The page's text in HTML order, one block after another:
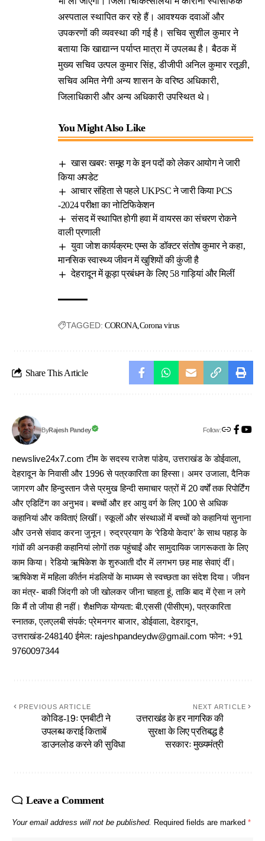
अस्पताल स्थापित कर रहे हैं। आवश्यक दवाओं और
उपकरणों की व्यवस्था की गई है। सचिव सुशील कुमार ने
बताया कि खाद्यान्न पर्याप्त मात्रा में उपलब्ध है। बैठक में
मुख्य सचिव उत्पल कुमार सिंह, डीजीपी अनिल कुमार रतूङी,
सचिव अमित नेगी अन्य शासन के वरिष्ठ अधिकारी,
जिलाधिकारी और अन्य अधिकारी उपस्थित थे।
You Might Also Like
खास खबरः समूह ग के इन पदों को लेकर आयोग ने जारी
किया अपडेट
आचार संहिता से पहले UKPSC ने जारी किया PCS
-2024 परीक्षा का नोटिफिकेशन
संसद में स्थापित होगी हवा में वायरस का संचरण रोकने
वाली प्रणाली
युवा जोश कार्यक्रम: एम्स के डॉक्टर संतोष कुमार ने कहा,
मानसिक स्वास्थ्य जीवन में खुशियों की कुंजी है
देहरादून में कूड़ा प्रबंधन के लिए 58 गाड़ियां और मिलीं
TAGGED: CORONA Corona virus
Share This Article
ByRajesh Pandey Follow:
newslive24x7.com टीम के सदस्य राजेश पांडेय, उत्तराखंड के डोईवाला,
देहरादून के निवासी और 1996 से पत्रकारिता का हिस्सा। अमर उजाला, दैनिक
जागरण और हिन्दुस्तान जैसे प्रमुख हिन्दी समाचार पत्रों में 20 वर्षों तक रिपोर्टिंग
और एडिटिंग का अनुभव। बच्चों और हर आयु वर्ग के लिए 100 से अधिक
कहानियां और कविताएं लिखीं। स्कूलों और संस्थाओं में बच्चों को कहानियां सुनाना
और उनसे संवाद करना जुनून। रुद्रप्रयाग के ‘रेडियो केदार’ के साथ पहाड़ के
गांवों की अनकही कहानियां लोगों तक पहुंचाईं और सामुदायिक जागरूकता के लिए
काम किया। रेडियो ऋषिकेश के शुरुआती दौर में लगभग छह माह सेवाएं दीं।
ऋषिकेश में महिला कीर्तन मंडलियों के माध्यम से स्वच्छता का संदेश दिया। जीवन
का मंत्र- बाकी जिंदगी को जी खोलकर जीना चाहता हूं, ताकि बाद में ऐसा न लगे
कि मैं तो जीया ही नहीं। शैक्षणिक योग्यता: बी.एससी (पीसीएम), पत्रकारिता
स्नातक, एलएलबी संपर्क: प्रेमनगर बाजार, डोईवाला, देहरादून,
उत्तराखंड-248140 ईमेल: rajeshpandeydw@gmail.com फोन: +91
9760097344
PREVIOUS ARTICLE
कोविड-19ः एनबीटी ने
उपलब्ध कराई किताबें
डाउनलोड करने की सुविधा
NEXT ARTICLE
उत्तराखंड के हर नागरिक की
सुरक्षा के लिए प्रतिबद्ध है
सरकारः मुख्यमंत्री
Leave a Comment
Your email address will not be published. Required fields are marked *